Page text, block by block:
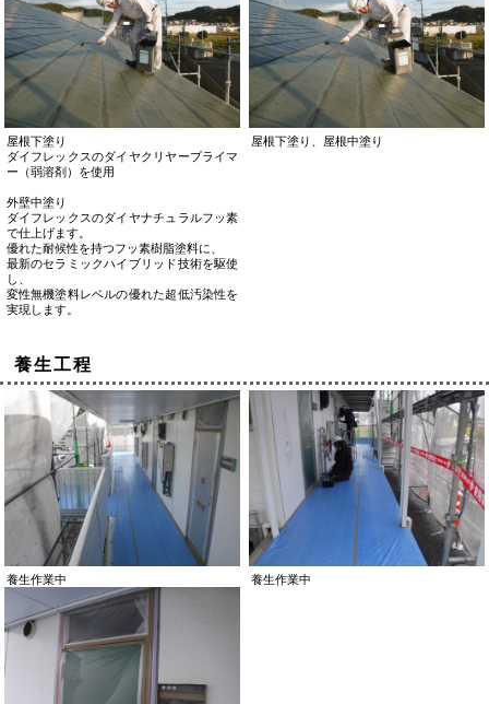
屋根下塗り
ダイフレックスのダイヤクリヤープライマ
ー（弱溶剤）を使用
外壁中塗り
ダイフレックスのダイヤナチュラルフッ素
で仕上げます。
優れた耐候性を持つフッ素樹脂塗料に、
最新のセラミックハイブリッド技術を駆使
し、
変性無機塗料レベルの優れた超低汚染性を
実現します。
屋根下塗り、屋根中塗り
養生工程
養生作業中 養生作業中